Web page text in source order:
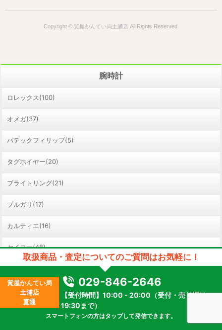
Copyright © 質屋かんてい局土浦店 All Rights Reserved.
腕時計
ロレックス(100)
オメガ(37)
パテックフィリップ(5)
タグホイヤー(20)
ブライトリング(21)
ブルガリ(17)
カルティエ(16)
セイコー(48)
カシオ(33)
ガガミラノ(13)
取扱商品・査定についてのご質問はお気軽に！
質屋かんてい局
土浦店
直通
029-846-2646
【受付時間】10:00 - 20:00（受付・売り場は
19:30まで）
スマートフォンの方はタップして発信できます。